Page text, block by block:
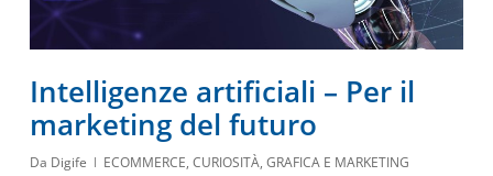
Intelligenze artificiali – Per il
marketing del futuro
Da Digife ECOMMERCE, CURIOSITÀ, GRAFICA E MARKETING